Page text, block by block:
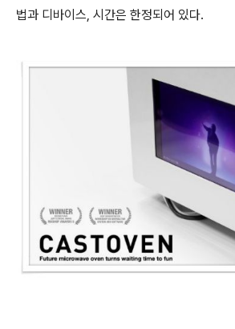
법과 디바이스, 시간은 한정되어 있다.